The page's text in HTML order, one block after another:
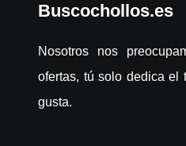
Buscochollos.es
Nosotros nos
ofertas, tú solo dedica el
gusta.